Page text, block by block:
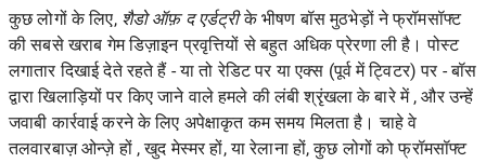
कुछ लोगों के लिए, शैडो ऑफ़ द एर्डट्रीके भीषण बॉस मुठभेड़ों ने फ्रॉमसॉफ्ट
की सबसे खराब गेम डिज़ाइन प्रवृत्तियों से बहुत अधिक प्रेरणा ली है। पोस्ट
लगातार दिखाई देते रहते हैं - या तो रेडिट पर या एक्स (पूर्व में ट्विटर) पर - बॉस
द्वारा खिलाड़ियों पर किए जाने वालेहमले की लंबी श्रृंखला के बारे में, और उन्हें
जवाबी कार्रवाई करने के लिए अपेक्षाकृत कम समय मिलता है। चाहे वे
तलवारबाज़ओन्ज़ेहों , खुदमेस्मरहों, या रेलाना हों, कुछ लोगों को फ्रॉमसॉफ्ट